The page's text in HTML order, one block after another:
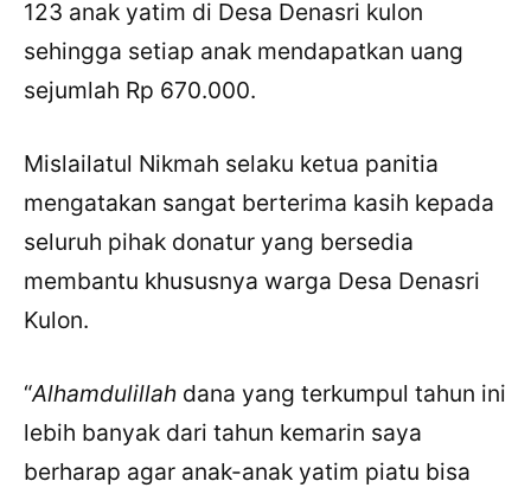
123 anak yatim di Desa Denasri kulon
sehingga setiap anak mendapatkan uang
sejumlah Rp 670.000.
Mislailatul Nikmah selaku ketua panitia
mengatakan sangat berterima kasih kepada
seluruh pihak donatur yang bersedia
membantu khususnya warga Desa Denasri
Kulon.
“Alhamdulillah dana yang terkumpul tahun ini
lebih banyak dari tahun kemarin saya
berharap agar anak-anak yatim piatu bisa